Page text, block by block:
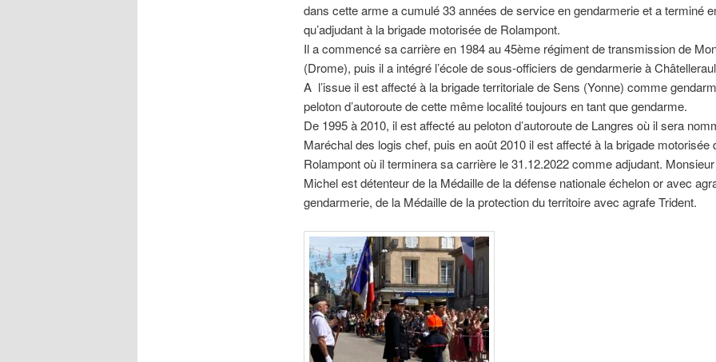
dans cette arme a cumulé 33 années de service en gendarmerie et a terminé
qu’adjudant à la brigade motorisée de Rolampont.
Il a commencé sa carrière en 1984 au 45ème régiment de transmission de
(Drome), puis il a intégré l’école de sous-officiers de gendarmerie à
A l’issue il est affecté à la brigade territoriale de Sens (Yonne) comme
peloton d’autoroute de cette même localité toujours en tant que gendarme.
De 1995 à 2010, il est affecté au peloton d’autoroute de Langres où il sera
Maréchal des logis chef, puis en août 2010 il est affecté à la brigade motorisée
Rolampont où il terminera sa carrière le 31.12.2022 comme adjudant.
Michel est détenteur de la Médaille de la défense nationale échelon or avec
gendarmerie, de la Médaille de la protection du territoire avec agrafe Trident.